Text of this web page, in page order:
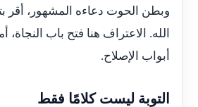
وبطن الحوت دعاءه المشهور، أقر
الله. الاعتراف هنا فتح باب النجاة،
أبواب الإصلاح.
التوبة ليست كلامًا فقط